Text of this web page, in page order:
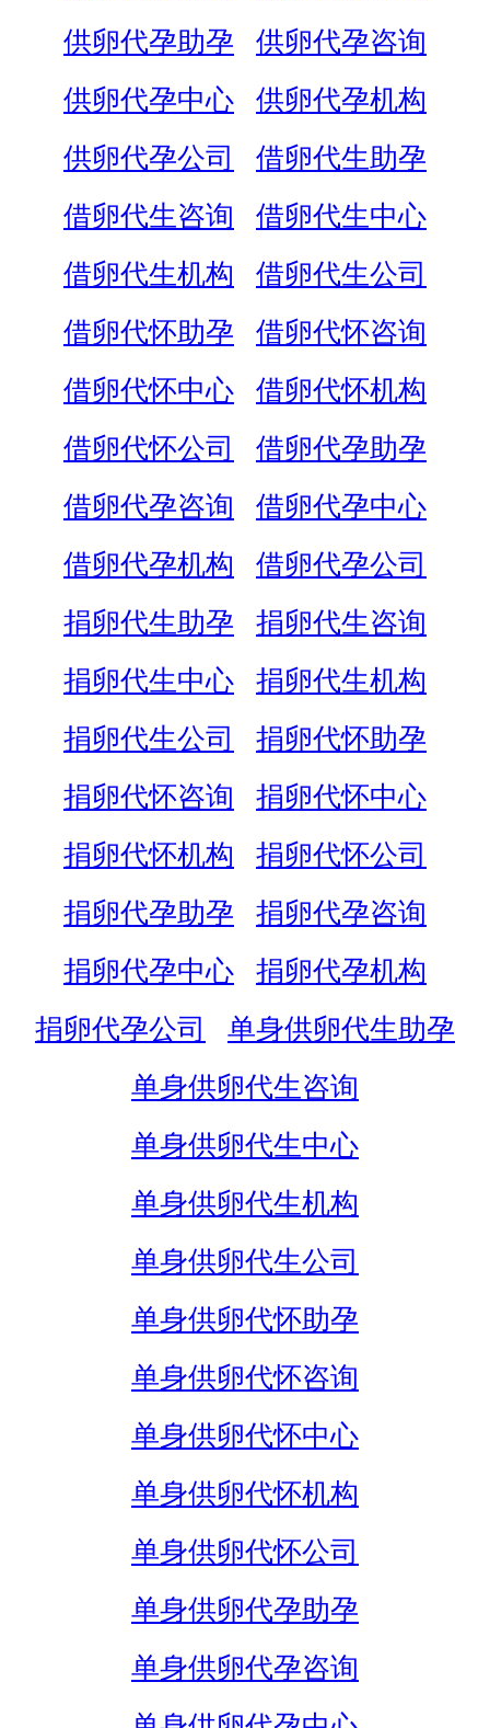
供卵代孕助孕
供卵代孕咨询
供卵代孕中心
供卵代孕机构
供卵代孕公司
借卵代生助孕
借卵代生咨询
借卵代生中心
借卵代生机构
借卵代生公司
借卵代怀助孕
借卵代怀咨询
借卵代怀中心
借卵代怀机构
借卵代怀公司
借卵代孕助孕
借卵代孕咨询
借卵代孕中心
借卵代孕机构
借卵代孕公司
捐卵代生助孕
捐卵代生咨询
捐卵代生中心
捐卵代生机构
捐卵代生公司
捐卵代怀助孕
捐卵代怀咨询
捐卵代怀中心
捐卵代怀机构
捐卵代怀公司
捐卵代孕助孕
捐卵代孕咨询
捐卵代孕中心
捐卵代孕机构
捐卵代孕公司
单身供卵代生助孕
单身供卵代生咨询
单身供卵代生中心
单身供卵代生机构
单身供卵代生公司
单身供卵代怀助孕
单身供卵代怀咨询
单身供卵代怀中心
单身供卵代怀机构
单身供卵代怀公司
单身供卵代孕助孕
单身供卵代孕咨询